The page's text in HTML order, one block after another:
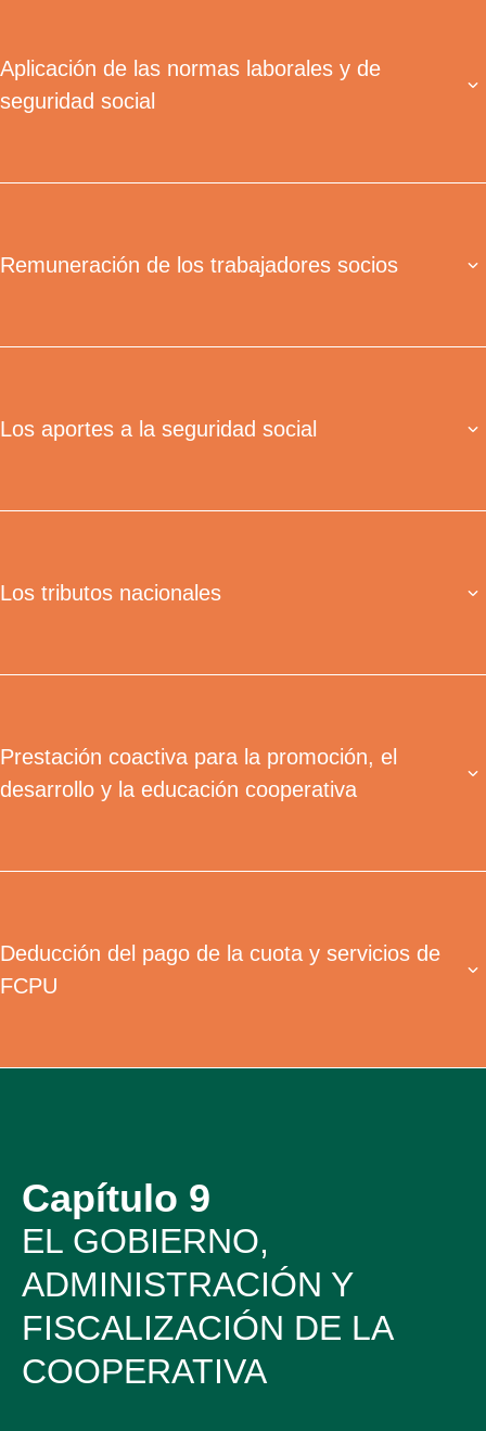
Aplicación de las normas laborales y de
seguridad social
Remuneración de los trabajadores socios
Los aportes a la seguridad social
Los tributos nacionales
Prestación coactiva para la promoción, el
desarrollo y la educación cooperativa
Deducción del pago de la cuota y servicios de
FCPU
Capítulo 9
EL GOBIERNO,
ADMINISTRACIÓN Y
FISCALIZACIÓN DE LA
COOPERATIVA